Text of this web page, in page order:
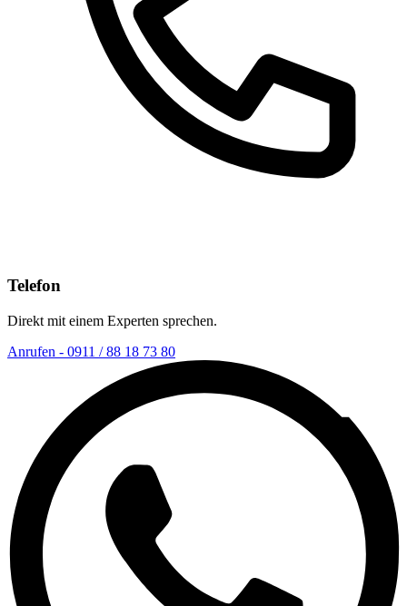
Telefon
Direkt mit einem Experten sprechen.
Anrufen - 0911 / 88 18 73 80